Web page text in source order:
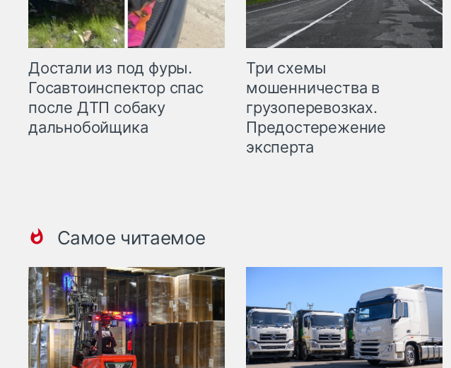
Достали из под фуры.
Госавтоинспектор спас
после ДТП собаку
дальнобойщика
Три схемы
мошенничества в
грузоперевозках.
Предостережение
эксперта
Самое читаемое